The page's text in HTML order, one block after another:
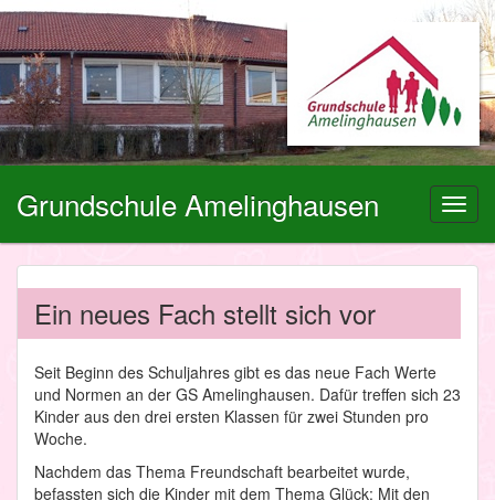
Grundschule Amelinghausen
Ein neues Fach stellt sich vor
Seit Beginn des Schuljahres gibt es das neue Fach Werte
und Normen an der GS Amelinghausen. Dafür treffen sich 23
Kinder aus den drei ersten Klassen für zwei Stunden pro
Woche.
Nachdem das Thema Freundschaft bearbeitet wurde,
befassten sich die Kinder mit dem Thema Glück: Mit den